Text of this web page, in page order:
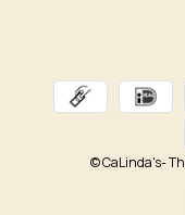
© CaLinda's-